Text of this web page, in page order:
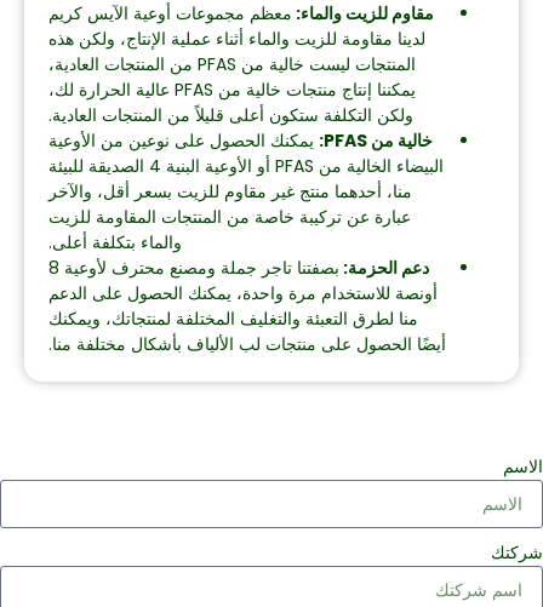
مقاوم للزيت والماء:معظم مجموعات أوعية الآيس كريم
لدينا مقاومة للزيت والماء أثناء عملية الإنتاج، ولكن هذه
المنتجات ليست خالية من PFAS من المنتجات العادية،
يمكننا إنتاج منتجات خالية من PFAS عالية الحرارة لك،
ولكن التكلفة ستكون أعلى قليلاً من المنتجات العادية.
خالية من PFAS:
يمكنك الحصول على نوعين من الأوعية
البيضاء الخالية من PFAS أو الأوعية البنية 4 الصديقة للبيئة
منا، أحدهما منتج غير مقاوم للزيت بسعر أقل، والآخر
عبارة عن تركيبة خاصة من المنتجات المقاومة للزيت
والماء بتكلفة أعلى.
دعم الحزمة:
بصفتنا تاجر جملة ومصنع محترف لأوعية 8
أونصة للاستخدام مرة واحدة، يمكنك الحصول على الدعم
منا لطرق التعبئة والتغليف المختلفة لمنتجاتك، ويمكنك
أيضًا الحصول على منتجات لب الألياف بأشكال مختلفة منا.